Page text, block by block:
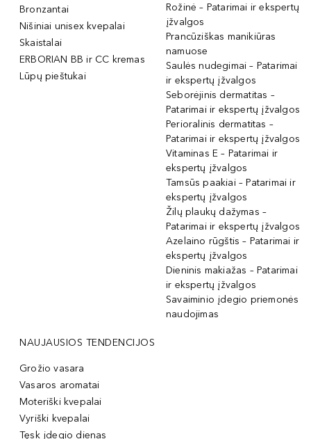
Bronzantai
Nišiniai unisex kvepalai
Skaistalai
ERBORIAN BB ir CC kremas
Lūpų pieštukai
Rožinė – Patarimai ir ekspertų
įžvalgos
Prancūziškas manikiūras
namuose
Saulės nudegimai – Patarimai
ir ekspertų įžvalgos
Seborėjinis dermatitas –
Patarimai ir ekspertų įžvalgos
Perioralinis dermatitas –
Patarimai ir ekspertų įžvalgos
Vitaminas E – Patarimai ir
ekspertų įžvalgos
Tamsūs paakiai – Patarimai ir
ekspertų įžvalgos
Žilų plaukų dažymas –
Patarimai ir ekspertų įžvalgos
Azelaino rūgštis – Patarimai ir
ekspertų įžvalgos
Dieninis makiažas – Patarimai
ir ekspertų įžvalgos
Savaiminio įdegio priemonės
naudojimas
NAUJAUSIOS TENDENCIJOS
Grožio vasara
Vasaros aromatai
Moteriški kvepalai
Vyriški kvepalai
Tęsk įdegio dienas